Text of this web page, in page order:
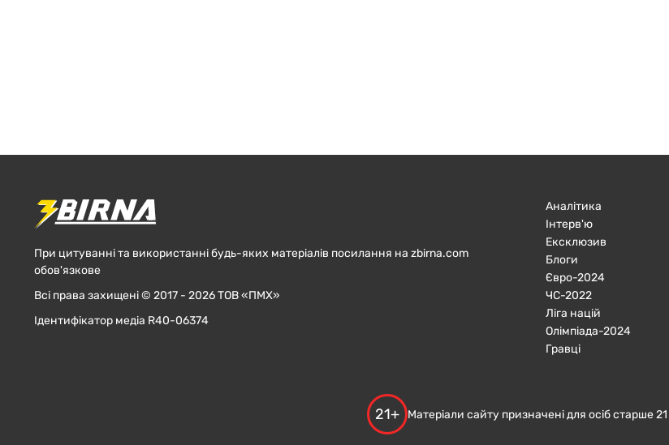
При цитуванні та використанні будь-яких матеріалів посилання на zbirna.com
обов'язкове
Всі права захищені © 2017 - 2026 ТОВ «ПМХ»
Ідентифікатор медіа R40-06374
Аналітика
Інтерв'ю
Ексклюзив
Блоги
Євро-2024
ЧC-2022
Ліга націй
Олімпіада-2024
Гравці
21+ Матеріали сайту призначені для осіб старше